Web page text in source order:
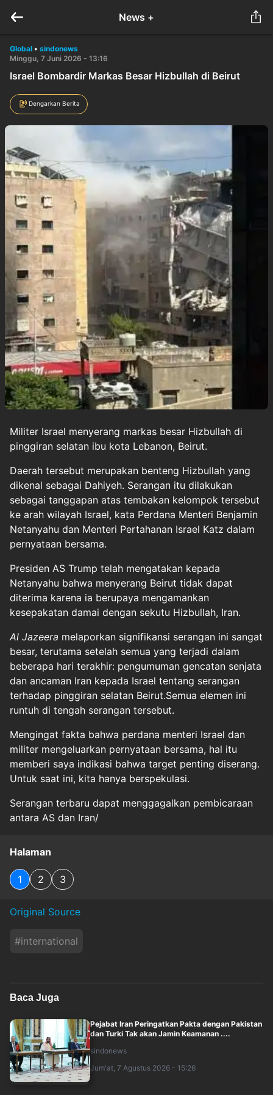
News +
Global • sindonews
Minggu, 7 Juni 2026 - 13:16
Israel Bombardir Markas Besar Hizbullah di Beirut
Dengarkan Berita
Militer Israel menyerang markas besar Hizbullah di
pinggiran selatan ibu kota Lebanon, Beirut.
Daerah tersebut merupakan benteng Hizbullah yang
dikenal sebagai Dahiyeh. Serangan itu dilakukan
sebagai tanggapan atas tembakan kelompok tersebut
ke arah wilayah Israel, kata Perdana Menteri Benjamin
Netanyahu dan Menteri Pertahanan Israel Katz dalam
pernyataan bersama.
Presiden AS Trump telah mengatakan kepada
Netanyahu bahwa menyerang Beirut tidak dapat
diterima karena ia berupaya mengamankan
kesepakatan damai dengan sekutu Hizbullah, Iran.
Al Jazeera melaporkan signifikansi serangan ini sangat
besar, terutama setelah semua yang terjadi dalam
beberapa hari terakhir: pengumuman gencatan senjata
dan ancaman Iran kepada Israel tentang serangan
terhadap pinggiran selatan Beirut.Semua elemen ini
runtuh di tengah serangan tersebut.
Mengingat fakta bahwa perdana menteri Israel dan
militer mengeluarkan pernyataan bersama, hal itu
memberi saya indikasi bahwa target penting diserang.
Untuk saat ini, kita hanya berspekulasi.
Serangan terbaru dapat menggagalkan pembicaraan
antara AS dan Iran/
Halaman
1 2 3
Original Source
#international
Baca Juga
Pejabat Iran Peringatkan Pakta dengan Pakistan
dan Turki Tak akan Jamin Keamanan ....
sindonews
Jum'at, 7 Agustus 2026 - 15:26